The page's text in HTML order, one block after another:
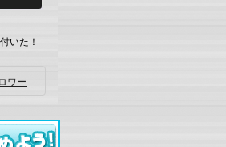
いた！
ワー